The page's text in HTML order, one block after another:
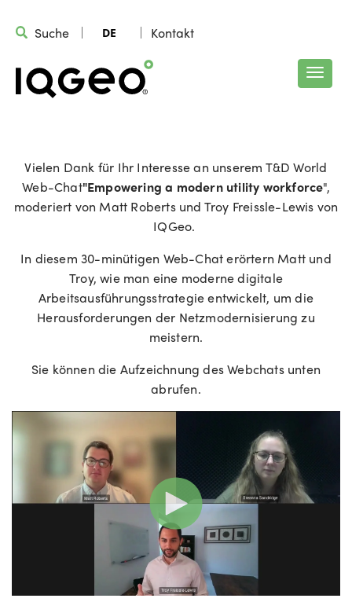
Suche DE Kontakt
Vielen Dank für Ihr Interesse an unserem T&D World
Web-Chat"Empowering a modern utility workforce",
moderiert von Matt Roberts und Troy Freissle-Lewis von
IQGeo.
In diesem 30-minütigen Web-Chat erörtern Matt und
Troy, wie man eine moderne digitale
Arbeitsausführungsstrategie entwickelt, um die
Herausforderungen der Netzmodernisierung zu
meistern.
Sie können die Aufzeichnung des Webchats unten
abrufen.